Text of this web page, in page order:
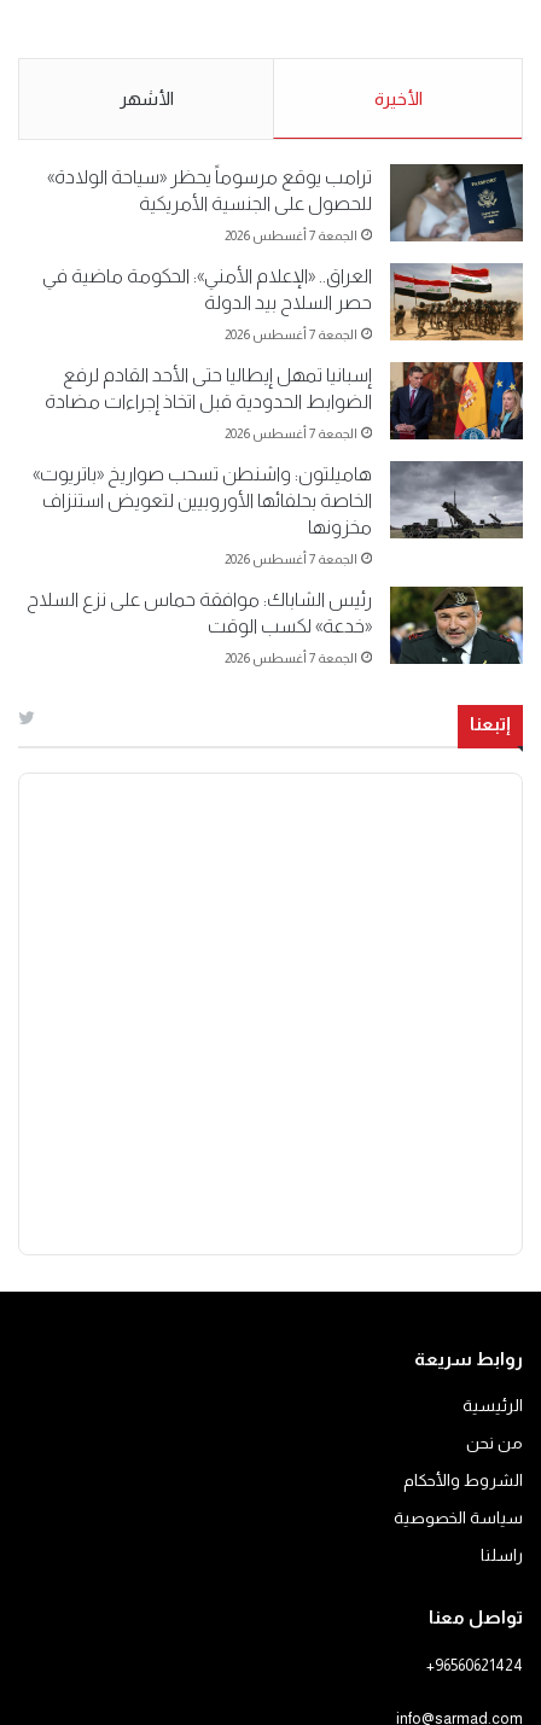
5-2019.
نبيع مخدرات يعني ولا خمر؟!.
الأخيرة الأشهر
ترامب يوقع مرسوماً يحظر «سياحة الولادة»
للحصول على الجنسية الأمريكية
الجمعة 7 أغسطس 2026
العراق.. «الإعلام الأمني»: الحكومة ماضية في
حصر السلاح بيد الدولة
الجمعة 7 أغسطس 2026
إسبانيا تمهل إيطاليا حتى الأحد القادم لرفع
الضوابط الحدودية قبل اتخاذ إجراءات مضادة
الجمعة 7 أغسطس 2026
هاميلتون: واشنطن تسحب صواريخ «باتريوت»
الخاصة بحلفائها الأوروبيين لتعويض استنزاف
مخزونها
الجمعة 7 أغسطس 2026
رئيس الشاباك: موافقة حماس على نزع السلاح
«خدعة» لكسب الوقت
الجمعة 7 أغسطس 2026
إتبعنا
روابط سريعة
الرئيسية
من نحن
الشروط والأحكام
سياسة الخصوصية
راسلنا
تواصل معنا
+96560621424
info@sarmad.com